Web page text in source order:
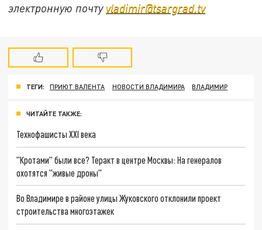
электронную почту vladimir@tsargrad.tv
ТЕГИ: ПРИЮТ ВАЛЕНТА НОВОСТИ ВЛАДИМИРА ВЛАДИМИР
ЧИТАЙТЕ ТАКЖЕ:
Технофашисты XXI века
"Кротами" были все? Теракт в центре Москвы: На генералов
охотятся "живые дроны"
Во Владимире в районе улицы Жуковского отклонили проект
строительства многоэтажек